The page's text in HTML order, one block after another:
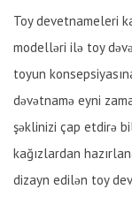
Toy devetnameleri
modelləri ilə toy
toyun
dəvətnamə eyni
şəklinizi çap etdirə
kağızlardan
dizayn edilən toy